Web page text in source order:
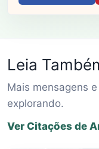
Leia
Mais mensagens
explorando.
Ver Citações de